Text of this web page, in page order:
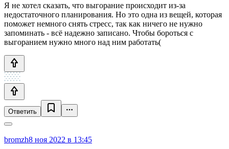
Я не хотел сказать, что выгорание происходит из-за
недостаточного планирования. Но это одна из вещей, которая
поможет немного снять стресс, так как ничего не нужно
запоминать - всё надежно записано. Чтобы бороться с
выгоранием нужно много над ним работать(
Ответить
bromzh8 ноя 2022 в 13:45